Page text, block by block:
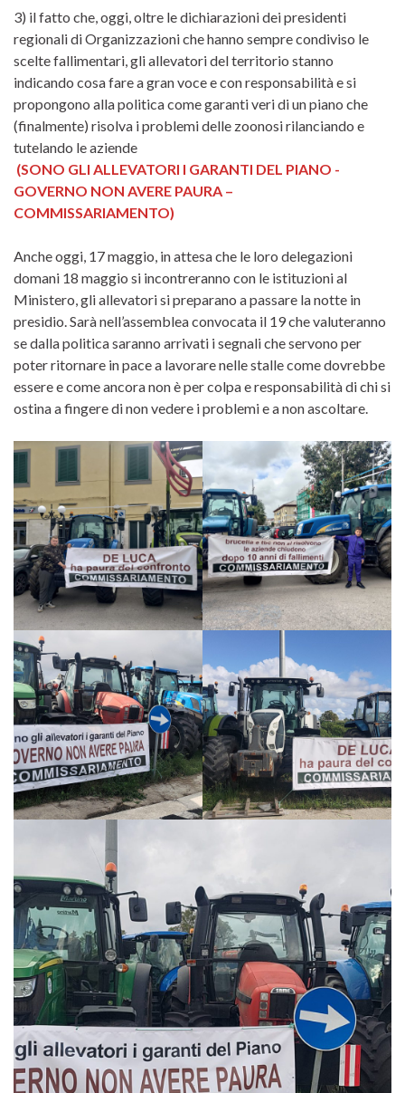
3) il fatto che, oggi, oltre le dichiarazioni dei presidenti
regionali di Organizzazioni che hanno sempre condiviso le
scelte fallimentari, gli allevatori del territorio stanno
indicando cosa fare a gran voce e con responsabilità e si
propongono alla politica come garanti veri di un piano che
(finalmente) risolva i problemi delle zoonosi rilanciando e
tutelando le aziende
(SONO GLI ALLEVATORI I GARANTI DEL PIANO -
GOVERNO NON AVERE PAURA –
COMMISSARIAMENTO)
Anche oggi, 17 maggio, in attesa che le loro delegazioni
domani 18 maggio si incontreranno con le istituzioni al
Ministero, gli allevatori si preparano a passare la notte in
presidio. Sarà nell’assemblea convocata il 19 che valuteranno
se dalla politica saranno arrivati i segnali che servono per
poter ritornare in pace a lavorare nelle stalle come dovrebbe
essere e come ancora non è per colpa e responsabilità di chi si
ostina a fingere di non vedere i problemi e a non ascoltare.